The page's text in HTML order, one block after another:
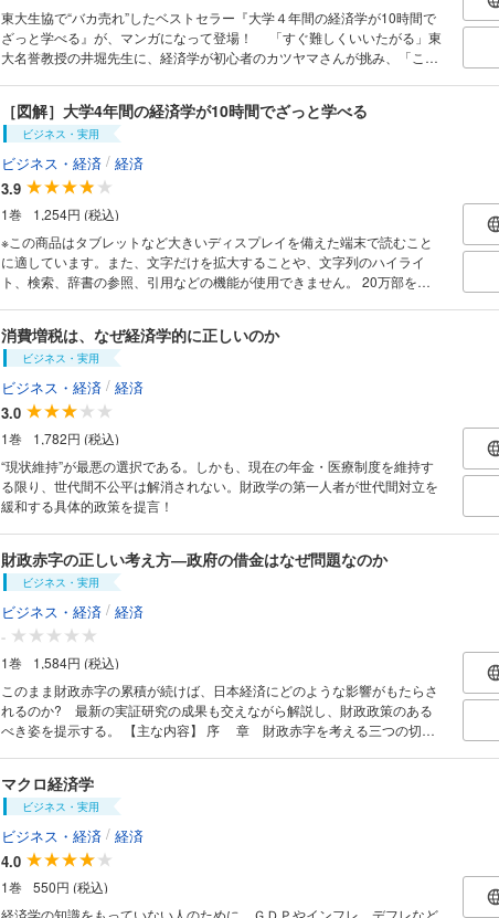
東大生協で“バカ売れ”したベストセラー『大学４年間の経済学が10時間で
ざっと学べる』が、マンガになって登場！ 「すぐ難しくいいたがる」東
大名誉教授の井堀先生に、経済学が初心者のカツヤマさんが挑み、「これ
冊です。 【目次】 Part1 「ミクロ経済学」ってどんなことをする経済学？
●モノの値段は何を元に決まっている？ （希少性と価格） ●ビールは何
本まで飲むのが一番オトク？ （限界メリットと限界コスト） ●お金の
「やりくり」では何が起きている？ （所得効果と代替効果） ●「一番儲
かる」のは何個作ったとき？ （費用曲線と利潤の最大化） ●「格差」を
データで見えるようにするには？ （ローレンツ曲線とジニ係数） ●どう
して現実の経済はうまく回らないの？ （市場の失敗とフリーライド）
Part2 「マクロ経済学」ってどんなことをする経済学？ ●「不況にはケイ
ンズ経済学」ってどういうこと？ （ケインズと有効需要の原理） ●消費
と貯蓄のベストバランスは？ （消費関数と限界消費性向） ●政府の「バ
ラマキ」がどうして経済対策なの？（財政政策と乗数効果） ●そもそもだ
けど…「お金」って何？ （貨幣の特性と金融政策） ●「インフレ」って
いいの？ 悪いの？ （インフレ需給曲線とインフレ期待） ●政治はどうし
［図解］大学4年間の経済学が10時間でざっと学べる
ビジネス・実用
ビジネス・経済 / 経済
3.9
1巻
1,254円 (税込)
※この商品はタブレットなど大きいディスプレイを備えた端末で読むこと
に適しています。また、文字だけを拡大することや、文字列のハイライ
ト、検索、辞書の参照、引用などの機能が使用できません。 20万部を突
なる一冊です。
消費増税は、なぜ経済学的に正しいのか
ビジネス・実用
ビジネス・経済 / 経済
3.0
1巻
1,782円 (税込)
“現状維持”が最悪の選択である。しかも、現在の年金・医療制度を維持す
る限り、世代間不公平は解消されない。財政学の第一人者が世代間対立を
緩和する具体的政策を提言！
財政赤字の正しい考え方―政府の借金はなぜ問題なのか
ビジネス・実用
ビジネス・経済 / 経済
-
1巻
1,584円 (税込)
このまま財政赤字の累積が続けば、日本経済にどのような影響がもたらさ
れるのか? 最新の実証研究の成果も交えながら解説し、財政政策のある
べき姿を提示する。 【主な内容】 序 章 財政赤字を考える三つの切り
与える影響 第四章 増税はある日突然やってくる 第五章 新古典派とケ
インジアン──財政赤字をめぐる終わりなき論争 第六章 世界の国々はこ
うして財政赤字を克服した 第七章 財政改革はこう進めよ 補論 入門・
財政赤字の経済学(文献案内)
マクロ経済学
ビジネス・実用
ビジネス・経済 / 経済
4.0
1巻
550円 (税込)
経済学の知識をもっていない人のために、ＧＤＰやインフレ、デフレなど